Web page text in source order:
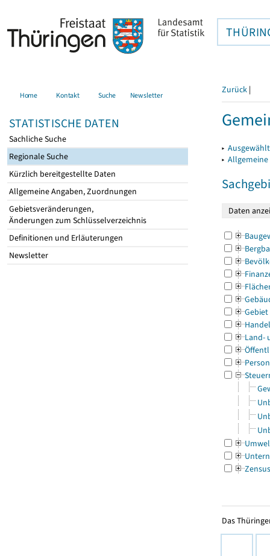
Home Kontakt Suche Newsletter
STATISTISCHE DATEN
Sachliche Suche
Regionale Suche
Kürzlich bereitgestellte Daten
Allgemeine Angaben, Zuordnungen
Gebietsveränderungen,
Änderungen zum Schlüsselverzeichnis
Definitionen und Erläuterungen
Newsletter
Zurück |
▸
▸
Gebiet
Land-
Zensus
Das